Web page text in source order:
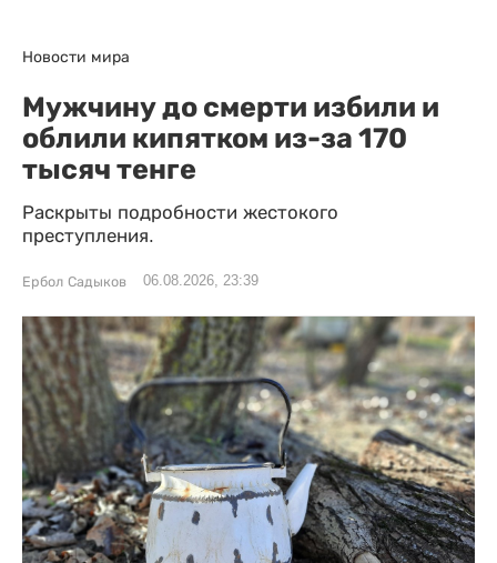
Новости мира
Мужчину до смерти избили и
облили кипятком из-за 170
тысяч тенге
Раскрыты подробности жестокого
преступления.
Ербол Садыков 06.08.2026, 23:39